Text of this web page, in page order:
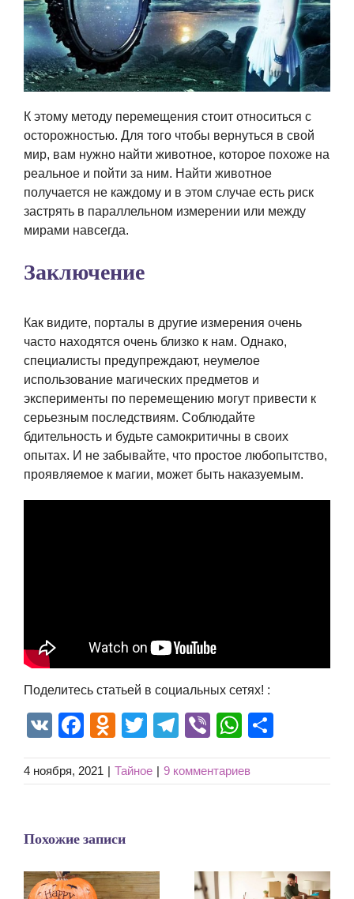
К этому методу перемещения стоит относиться с
осторожностью. Для того чтобы вернуться в свой
мир, вам нужно найти животное, которое похоже на
реальное и пойти за ним. Найти животное
получается не каждому и в этом случае есть риск
застрять в параллельном измерении или между
мирами навсегда.
Заключение
Как видите, порталы в другие измерения очень
часто находятся очень близко к нам. Однако,
специалисты предупреждают, неумелое
использование магических предметов и
эксперименты по перемещению могут привести к
серьезным последствиям. Соблюдайте
бдительность и будьте самокритичны в своих
опытах. И не забывайте, что простое любопытство,
проявляемое к магии, может быть наказуемым.
Поделитесь статьей в социальных сетях! :
VK Facebook
Odnoklassniki
TwitterTelegram
Viber
4 ноября, 2021 | Тайное | 9 комментариев
Похожие записи